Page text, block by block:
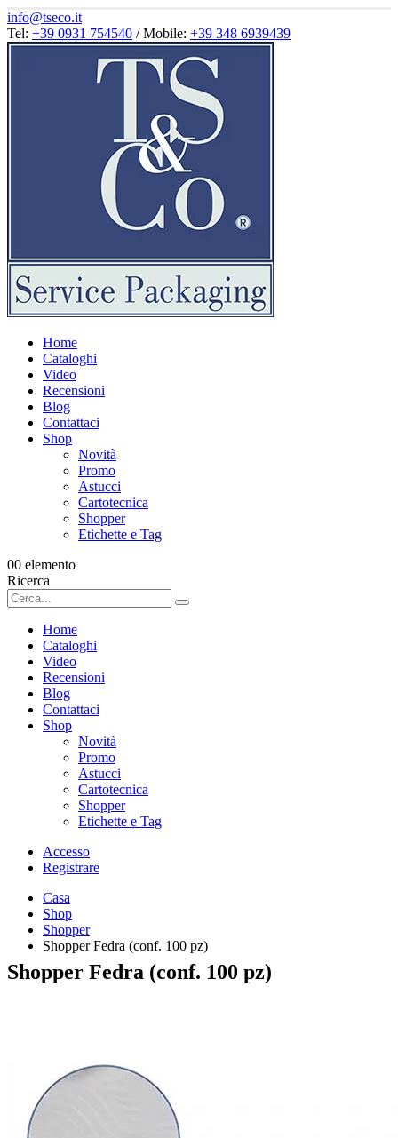
info@tseco.it
Tel: +39 0931 754540 / Mobile: +39 348 6939439
Home
Cataloghi
Video
Recensioni
Blog
Contattaci
Shop
Novità
Promo
Astucci
Cartotecnica
Shopper
Etichette e Tag
00 elemento
Ricerca
Home
Cataloghi
Video
Recensioni
Blog
Contattaci
Shop
Novità
Promo
Astucci
Cartotecnica
Shopper
Etichette e Tag
Accesso
Registrare
Casa
Shop
Shopper
Shopper Fedra (conf. 100 pz)
Shopper Fedra (conf. 100 pz)